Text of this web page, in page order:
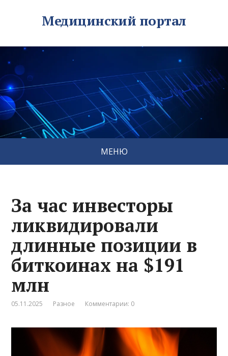
Медицинский портал
МЕНЮ
За час инвесторы
ликвидировали
длинные позиции в
биткоинах на $191
млн
05.11.2025 Разное Комментарии: 0